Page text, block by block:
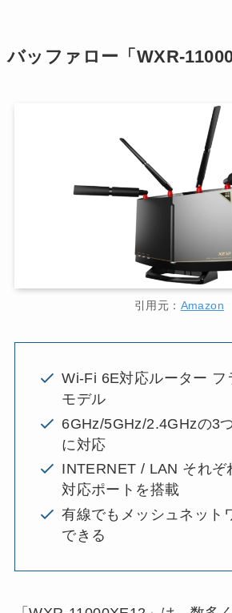
バッファロー「WXR-
引用元： Amazon
Wi-Fi 6E対応ルーター フ
モデル
6GHz/5GHz/2.4GHzの3
に対応
INTERNET / LAN それぞ
対応ポートを搭載
有線でもメッシュネット
できる